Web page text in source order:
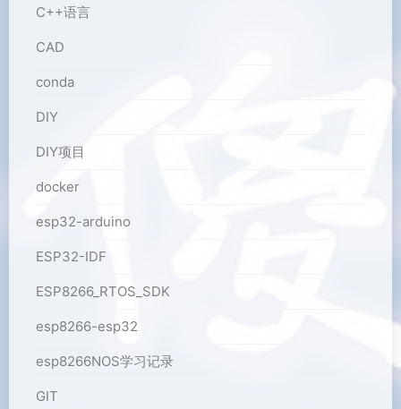
C++语言
CAD
conda
DIY
DIY项目
docker
esp32-arduino
ESP32-IDF
ESP8266_RTOS_SDK
esp8266-esp32
esp8266NOS学习记录
GIT